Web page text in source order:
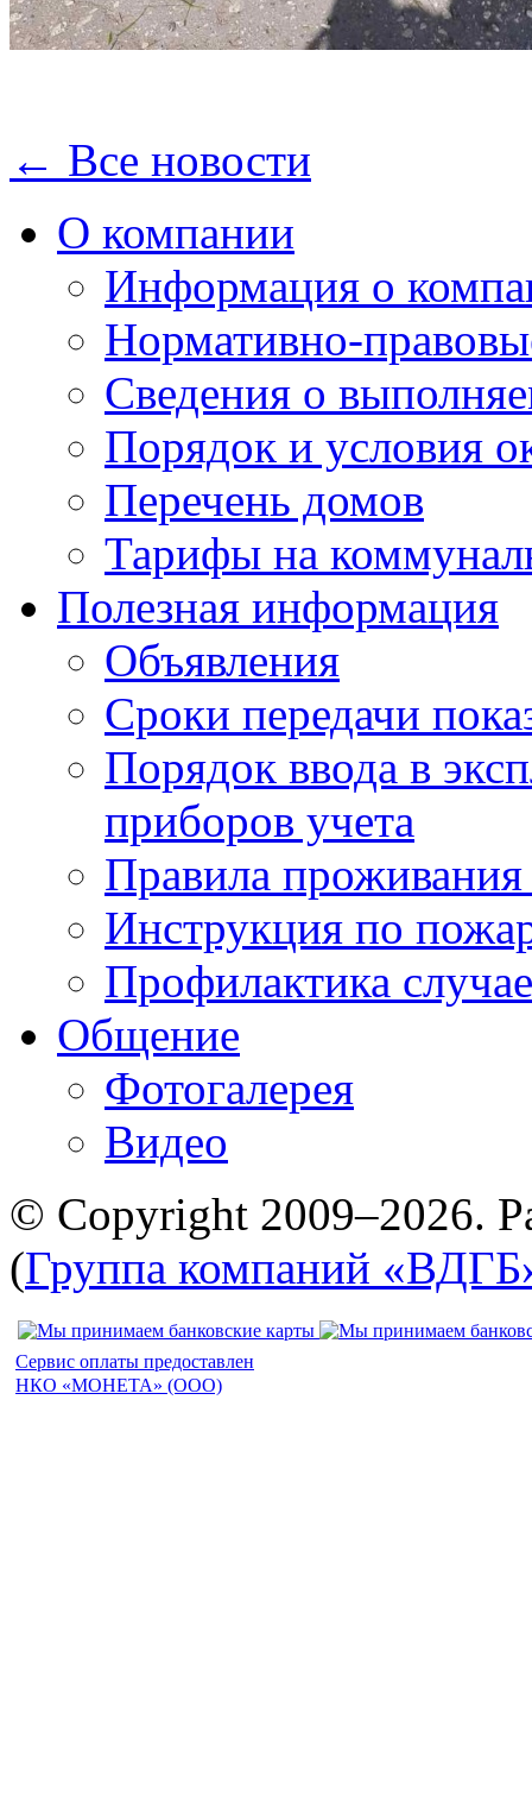
← Все новости
О компании
Информация о
Нормативно-
Сведения о
Порядок и условия
Перечень домов
Тарифы на
Полезная информация
Объявления
Сроки передачи
Порядок ввода в
приборов учета
Правила
Инструкция по
Профилактика
Общение
Фотогалерея
Видео
© Copyright 2009–2026.
(Группа компаний
Сервис оплаты предоставлен
НКО «МОНЕТА» (ООО)